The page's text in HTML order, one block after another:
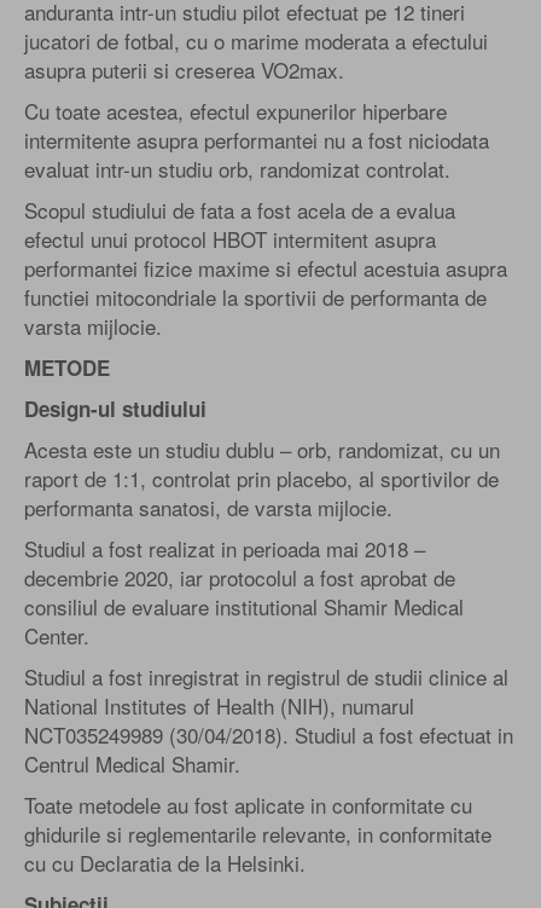
anduranta intr-un studiu pilot efectuat pe 12 tineri
jucatori de fotbal, cu o marime moderata a efectului
asupra puterii si creserea VO2max.
Cu toate acestea, efectul expunerilor hiperbare
intermitente asupra performantei nu a fost niciodata
evaluat intr-un studiu orb, randomizat controlat.
Scopul studiului de fata a fost acela de a evalua
efectul unui protocol HBOT intermitent asupra
performantei fizice maxime si efectul acestuia asupra
functiei mitocondriale la sportivii de performanta de
varsta mijlocie.
METODE
Design-ul studiului
Acesta este un studiu dublu – orb, randomizat, cu un
raport de 1:1, controlat prin placebo, al sportivilor de
performanta sanatosi, de varsta mijlocie.
Studiul a fost realizat in perioada mai 2018 –
decembrie 2020, iar protocolul a fost aprobat de
consiliul de evaluare institutional Shamir Medical
Center.
Studiul a fost inregistrat in registrul de studii clinice al
National Institutes of Health (NIH), numarul
NCT035249989 (30/04/2018). Studiul a fost efectuat in
Centrul Medical Shamir.
Toate metodele au fost aplicate in conformitate cu
ghidurile si reglementarile relevante, in conformitate
cu cu Declaratia de la Helsinki.